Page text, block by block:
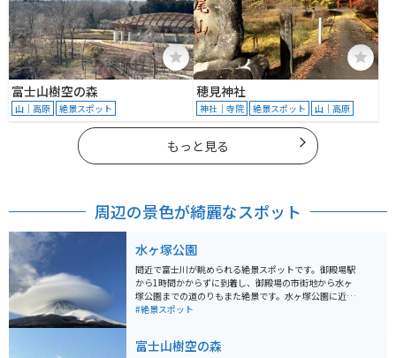
富士山樹空の森
山｜高原 絶景スポット
穂見神社
神社｜寺院 絶景スポット 山｜高原
もっと見る
周辺の景色が綺麗なスポット
水ヶ塚公園
間近で富士川が眺められる絶景スポットです。御殿場駅
から1時間かからずに到着し、御殿場の市街地から水ヶ
塚公園までの道のりもまた絶景です。水ヶ塚公園に近づ
くにつれ、鹿の群れもかなりの頻度で遭遇できますし、
#絶景スポット
富士山樹空の森